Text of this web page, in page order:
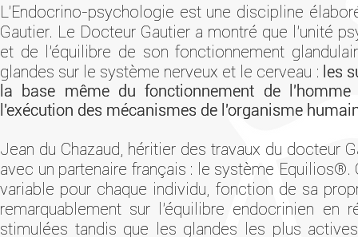
L'Endocrino-psychologie est une discipline
Gautier. Le Docteur Gautier a montré que l'unité
et de l'équilibre de son fonctionnement
glandes sur le système nerveux et le cerveau : les
la base même du fonctionnement de
l'exécution des mécanismes de l'organisme
Jean du Chazaud, héritier des travaux du docteur
avec un partenaire français : le système
variable pour chaque individu, fonction de sa
remarquablement sur l'équilibre endocrinien en
stimulées tandis que les glandes les plus
L'Endocrino-psychologie est une discipline
Gautier. Le Docteur Gautier a montré que l'unité
et de l'équilibre de son fonctionnement
glandes sur le système nerveux et le cerveau : les
la base même du fonctionnement de
l'exécution des mécanismes de l'organisme
Jean du Chazaud, héritier des travaux du docteur
avec un partenaire français : le système
variable pour chaque individu, fonction de sa
remarquablement sur l'équilibre endocrinien en
stimulées tandis que les glandes les plus